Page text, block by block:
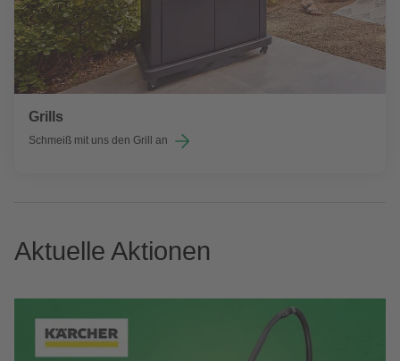
Grills
Schmeiß mit uns den Grill an
Aktuelle Aktionen